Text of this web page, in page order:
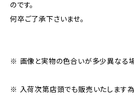
のです。
何卒ご了承下さいませ。
※ 画像と実物の色合いが多少異なる場
※ 入荷次第店頭でも販売いたします